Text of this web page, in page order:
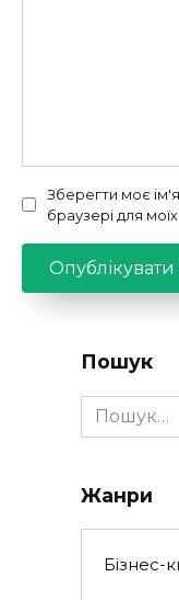
Зберегти моє
браузері для
Пошук
Search
for:
Жанри
Бізнес-